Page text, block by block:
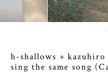
h-shallows +
sing the same song